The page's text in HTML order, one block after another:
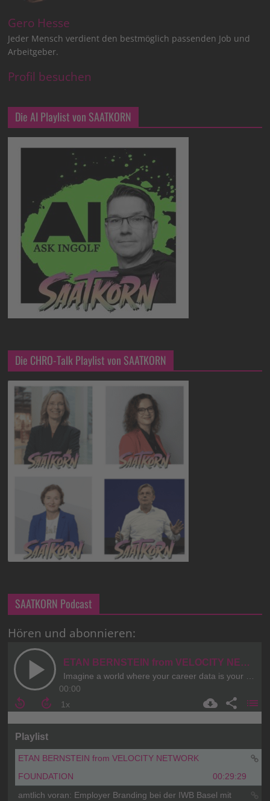
Gero Hesse
Jeder Mensch verdient den bestmöglich passenden Job und
Arbeitgeber.
Profil besuchen
Die AI Playlist von SAATKORN
Die CHRO-Talk Playlist von SAATKORN
SAATKORN Podcast
Hören und abonnieren: